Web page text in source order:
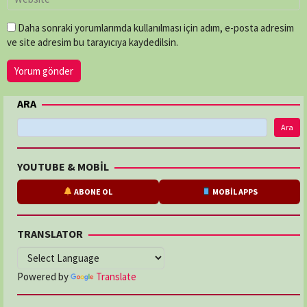
Daha sonraki yorumlarımda kullanılması için adım, e-posta adresim
ve site adresim bu tarayıcıya kaydedilsin.
ARA
Ara
YOUTUBE & MOBİL
ABONE OL MOBİL APPS
TRANSLATOR
Powered by Translate